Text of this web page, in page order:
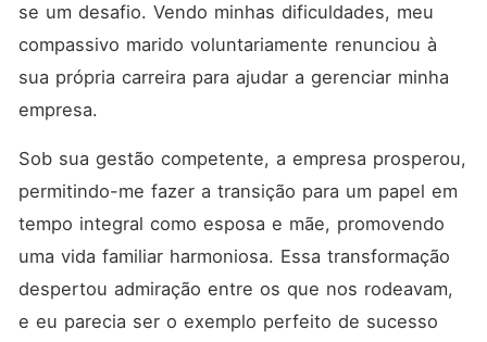
se um desafio. Vendo minhas dificuldades, meu
compassivo marido voluntariamente renunciou à
sua própria carreira para ajudar a gerenciar minha
empresa.
Sob sua gestão competente, a empresa prosperou,
permitindo-me fazer a transição para um papel em
tempo integral como esposa e mãe, promovendo
uma vida familiar harmoniosa. Essa transformação
despertou admiração entre os que nos rodeavam,
e eu parecia ser o exemplo perfeito de sucesso